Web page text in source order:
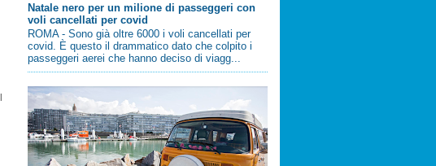
Natale nero per un milione di passeggeri con
voli cancellati per covid
ROMA - Sono già oltre 6000 i voli cancellati per
covid. È questo il drammatico dato che colpito i
passeggeri aerei che hanno deciso di viagg...